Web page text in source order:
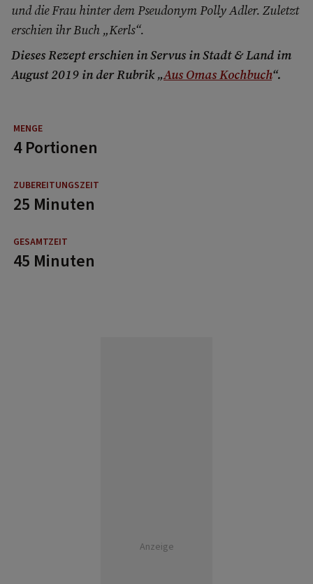
und die Frau hinter dem Pseudonym Polly Adler. Zuletzt
erschien ihr Buch „Kerls“.
Dieses Rezept erschien in Servus in Stadt & Land im
August 2019 in der Rubrik „Aus Omas Kochbuch“.
4 Portionen
25 Minuten
45 Minuten
Anzeige